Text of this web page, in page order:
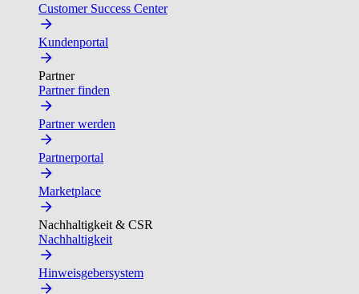
Customer Success Center
Kundenportal
Partner
Partner finden
Partner werden
Partnerportal
Marketplace
Nachhaltigkeit & CSR
Nachhaltigkeit
Hinweisgebersystem